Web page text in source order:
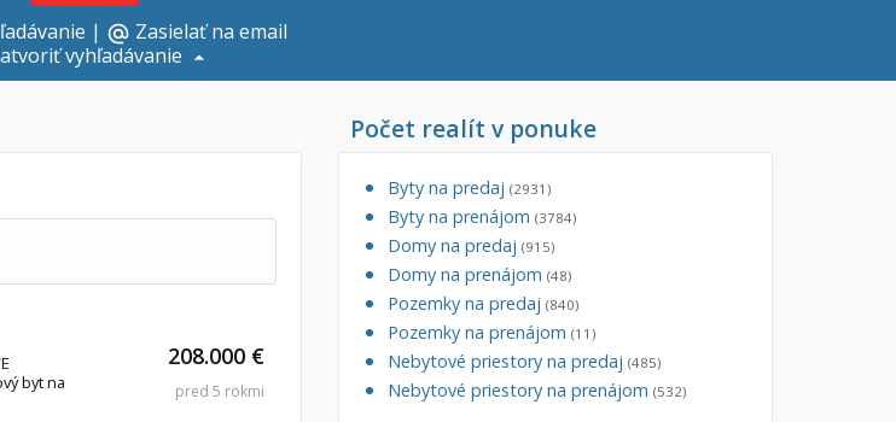
| alternate_email Zasielať na email
vyhľadávanie
byt na
208.000 €
pred 5 rokmi
Počet realít v ponuke
Byty na predaj (2931)
Byty na prenájom (3784)
Domy na predaj (915)
Domy na prenájom (48)
Pozemky na predaj (840)
Pozemky na prenájom (11)
Nebytové priestory na predaj (485)
Nebytové priestory na prenájom (532)